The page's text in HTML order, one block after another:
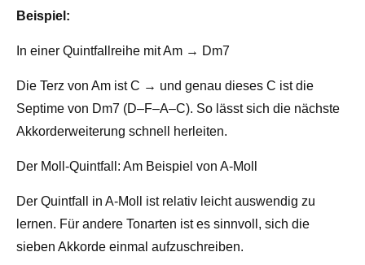
Beispiel:
In einer Quintfallreihe mit Am → Dm7
Die Terz von Am ist C → und genau dieses C ist die
Septime von Dm7 (D–F–A–C). So lässt sich die nächste
Akkorderweiterung schnell herleiten.
Der Moll-Quintfall: Am Beispiel von A-Moll
Der Quintfall in A-Moll ist relativ leicht auswendig zu
lernen. Für andere Tonarten ist es sinnvoll, sich die
sieben Akkorde einmal aufzuschreiben.